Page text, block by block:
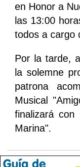
en Honor a
las 13:00
todos a cargo
Por la tarde,
la solemne
patrona
Musical
finalizará
Marina".